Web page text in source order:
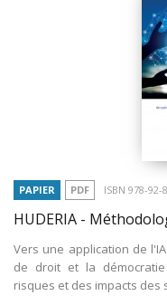
PAPIER PDF ISBN 978-92-
HUDERIA -
Vers une application de
de droit et la démocratie
risques et des impacts des